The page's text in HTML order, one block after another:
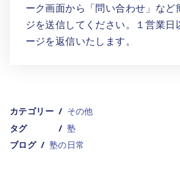
ーク画面から「問い合わせ」など
ジを送信してください。１営業日
ージを返信いたします。
カテゴリー
その他
タグ
塾
ブログ
塾の日常